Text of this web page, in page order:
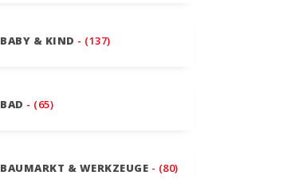
BABY & KIND - (137)
BAD - (65)
BAUMARKT & WERKZEUGE - (80)